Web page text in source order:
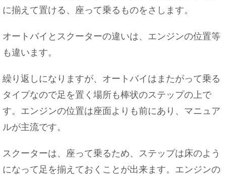
に揃えて置ける、座って乗るものをさします。
オートバイとスクーターの違いは、エンジンの位置等
も違います。
繰り返しになりますが、オートバイはまたがって乗る
タイプなので足を置く場所も棒状のステップの上で
す。エンジンの位置は座面よりも前にあり、マニュア
ルが主流です。
スクーターは、座って乗るため、ステップは床のよう
になって足を揃えておくことが出来ます。エンジンの